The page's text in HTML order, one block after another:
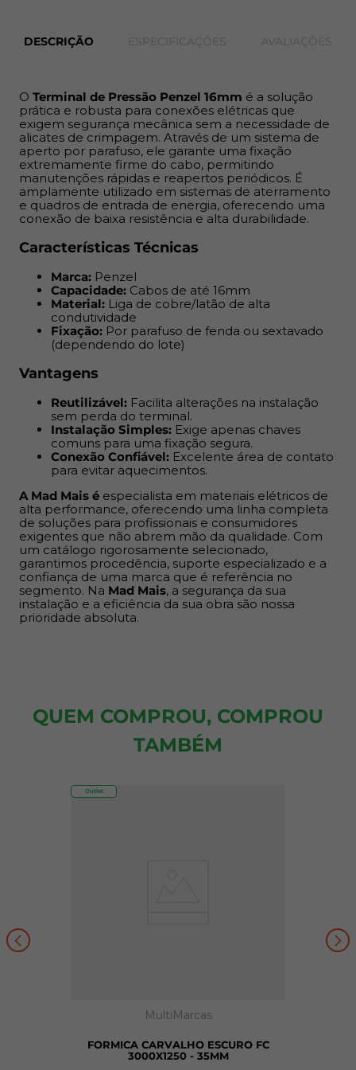
Fixação:
(dependendo do lote)
Reutilizável:Facilita alterações na instalação sem
perda do terminal.
Instalação Simples:Exige apenas chaves comuns
para uma fixação segura.
Conexão Confiável:Excelente área de contato
para evitar aquecimentos.
performance, oferecendo uma linha completa de
soluções para profissionais e consumidores exigentes
que não abrem mão da qualidade. Com um catálogo
rigorosamente selecionado, garantimos procedência,
suporte especializado e a confiança de uma marca que
é referência no segmento. NaMad Mais, a segurança da
prioridade absoluta.
DESCRIÇÃO
O Terminal de Pressão Penzel 16mm é a solução
prática e robusta para conexões elétricas que
exigem segurança mecânica sem a necessidade de
alicates de crimpagem. Através de um sistema de
aperto por parafuso, ele garante uma fixação
extremamente firme do cabo, permitindo
manutenções rápidas e reapertos periódicos. É
amplamente utilizado em sistemas de aterramento
e quadros de entrada de energia, oferecendo uma
conexão de baixa resistência e alta durabilidade.
Características Técnicas
Marca: Penzel
Capacidade: Cabos de até 16mm
Material: Liga de cobre/latão de alta
condutividade
Fixação: Por parafuso de fenda ou sextavado
(dependendo do lote)
Vantagens
Reutilizável: Facilita alterações na instalação
sem perda do terminal.
Instalação Simples: Exige apenas chaves
comuns para uma fixação segura.
Conexão Confiável: Excelente área de contato
para evitar aquecimentos.
A Mad Mais é especialista em materiais elétricos de
alta performance, oferecendo uma linha completa
de soluções para profissionais e consumidores
exigentes que não abrem mão da qualidade. Com
um catálogo rigorosamente selecionado,
garantimos procedência, suporte especializado e a
confiança de uma marca que é referência no
segmento. Na Mad Mais, a segurança da sua
instalação e a eficiência da sua obra são nossa
prioridade absoluta.
QUEM COMPROU, COMPROU
TAMBÉM
Outlet
MultiMarcas
FORMICA CARVALHO ESCURO FC
3000X1250 - 35MM